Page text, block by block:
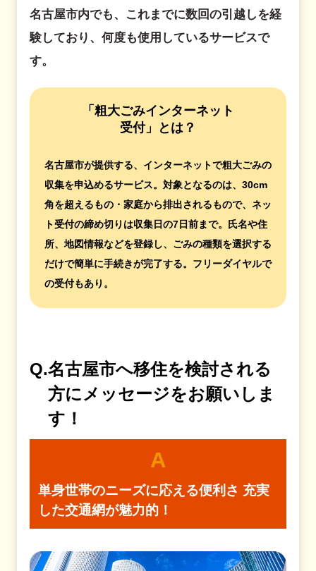
名古屋市内でも、これまでに数回の引越しを経
験しており、何度も使用しているサービスで
す。
「粗大ごみインターネット
受付」とは？
名古屋市が提供する、インターネットで粗大ごみの
収集を申込めるサービス。対象となるのは、30cm
角を超えるもの・家庭から排出されるもので、ネッ
ト受付の締め切りは収集日の7日前まで。氏名や住
所、地図情報などを登録し、ごみの種類を選択する
だけで簡単に手続きが完了する。フリーダイヤルで
の受付もあり。
Q.名古屋市へ移住を検討される
方にメッセージをお願いしま
す！
A
単身世帯のニーズに応える便利さ 充実
した交通網が魅力的！